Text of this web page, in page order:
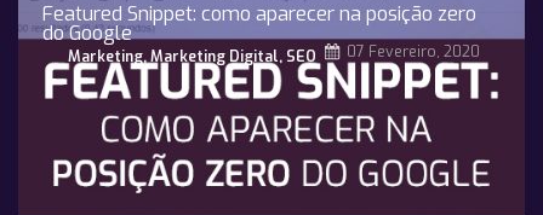
Featured Snippet: como aparecer na posição zero
do Google
Marketing,Marketing Digital, SEO 07 Fevereiro, 2020